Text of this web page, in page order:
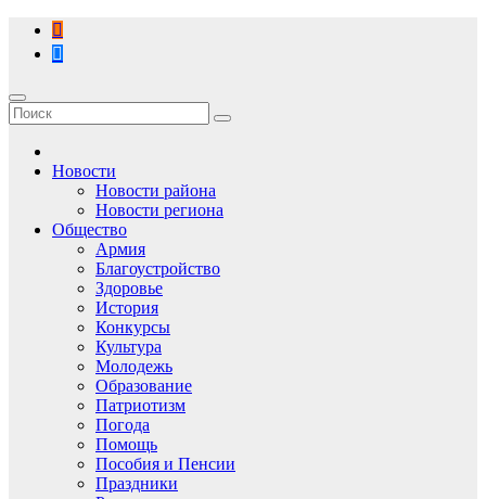
Перейти
содержимому
Новости
Новости района
Новости региона
Общество
Армия
Благоустройство
Здоровье
История
Конкурсы
Культура
Молодежь
Образование
Патриотизм
Погода
Помощь
Пособия и Пенсии
Праздники